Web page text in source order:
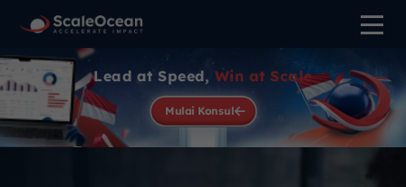
Lead at Speed, Win at Scale
Mulai Konsul